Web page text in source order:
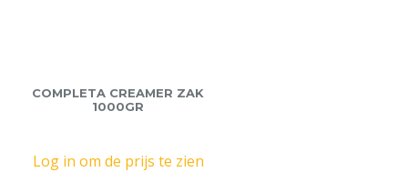
COMPLETA CREAMER ZAK
1000GR
Log in om de prijs te zien